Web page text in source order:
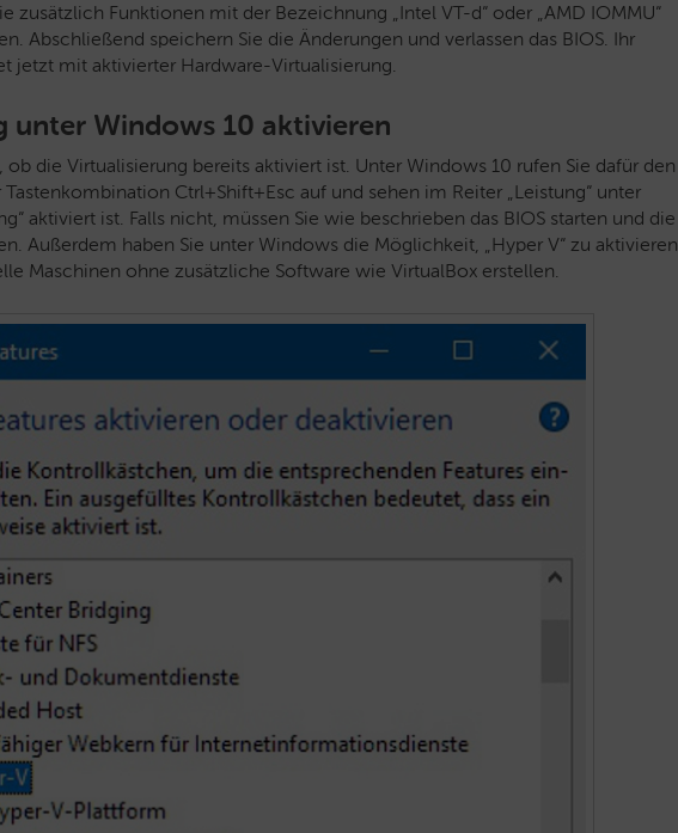
zusätzlich Funktionen mit der Bezeichnung „Intel VT-d“ oder „AMD IOMMU“
Abschließend speichern Sie die Änderungen und verlassen das BIOS. Ihr
jetzt mit aktivierter Hardware-Virtualisierung.
unter Windows 10 aktivieren
ob die Virtualisierung bereits aktiviert ist. Unter Windows 10 rufen Sie dafür den
Ctrl+Shift+Esc auf und sehen im Reiter „Leistung“ unter
aktiviert ist. Falls nicht, müssen Sie wie beschrieben das BIOS starten und die
Außerdem haben Sie unter Windows die Möglichkeit, „Hyper V“ zu aktivieren
Maschinen ohne zusätzliche Software wie VirtualBox erstellen.